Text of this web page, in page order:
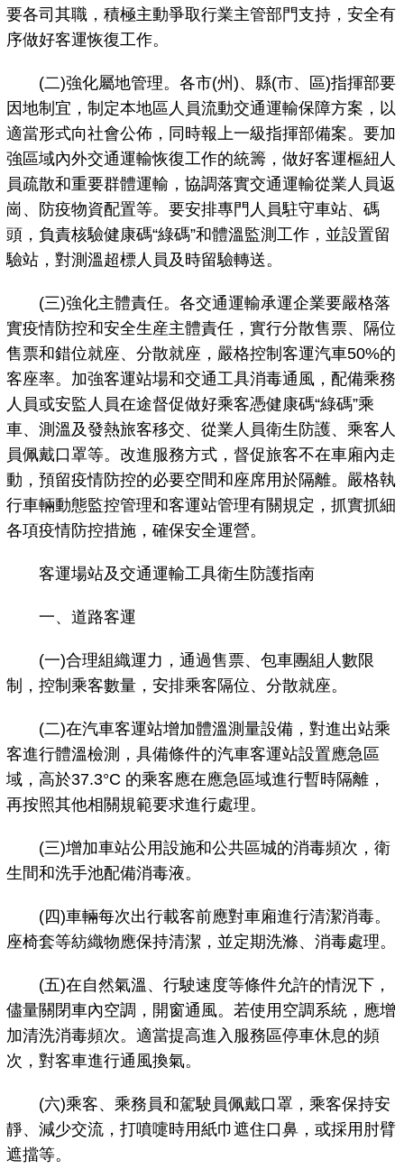
要各司其職，積極主動爭取行業主管部門支持，安全有
序做好客運恢復工作。
(二)強化屬地管理。各市(州)、縣(市、區)指揮部要
因地制宜，制定本地區人員流動交通運輸保障方案，以
適當形式向社會公佈，同時報上一級指揮部備案。要加
強區域內外交通運輸恢復工作的統籌，做好客運樞紐人
員疏散和重要群體運輸，協調落實交通運輸從業人員返
崗、防疫物資配置等。要安排專門人員駐守車站、碼
頭，負責核驗健康碼“綠碼”和體溫監測工作，並設置留
驗站，對測溫超標人員及時留驗轉送。
(三)強化主體責任。各交通運輸承運企業要嚴格落
實疫情防控和安全生産主體責任，實行分散售票、隔位
售票和錯位就座、分散就座，嚴格控制客運汽車50%的
客座率。加強客運站場和交通工具消毒通風，配備乘務
人員或安監人員在途督促做好乘客憑健康碼“綠碼”乘
車、測溫及發熱旅客移交、從業人員衛生防護、乘客人
員佩戴口罩等。改進服務方式，督促旅客不在車廂內走
動，預留疫情防控的必要空間和座席用於隔離。嚴格執
行車輛動態監控管理和客運站管理有關規定，抓實抓細
各項疫情防控措施，確保安全運營。
客運場站及交通運輸工具衛生防護指南
一、道路客運
(一)合理組織運力，通過售票、包車團組人數限
制，控制乘客數量，安排乘客隔位、分散就座。
(二)在汽車客運站增加體溫測量設備，對進出站乘
客進行體溫檢測，具備條件的汽車客運站設置應急區
域，高於37.3°C 的乘客應在應急區域進行暫時隔離，
再按照其他相關規範要求進行處理。
(三)增加車站公用設施和公共區城的消毒頻次，衛
生間和洗手池配備消毒液。
(四)車輛每次出行載客前應對車廂進行清潔消毒。
座椅套等紡織物應保持清潔，並定期洗滌、消毒處理。
(五)在自然氣溫、行駛速度等條件允許的情況下，
儘量關閉車內空調，開窗通風。若使用空調系統，應增
加清洗消毒頻次。適當提高進入服務區停車休息的頻
次，對客車進行通風換氣。
(六)乘客、乘務員和駕駛員佩戴口罩，乘客保持安
靜、減少交流，打噴嚏時用紙巾遮住口鼻，或採用肘臂
遮擋等。